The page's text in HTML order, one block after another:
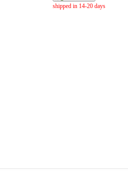
shipped in 14-20 days